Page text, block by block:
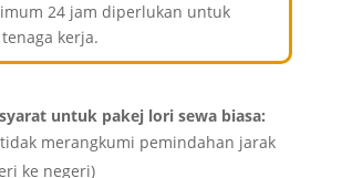
24 jam diperlukan untuk
kerja.
untuk pakej lori sewa biasa:
merangkumi pemindahan jarak
ke negeri)